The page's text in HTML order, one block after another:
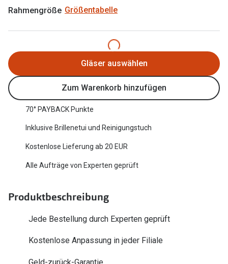
Angebote
Brillen 2 für 1
20% auf selbsttönende Gläser
Back to School: 50% auf die zweite Kinderbrille
Trends
Ray-Ban Meta
Oakley Meta
Glaspakete
Glasveredelungen
Randlose
Farbe
Rahmengröße Größentabelle
Gläser auswählen
Zum Warenkorb hinzufügen
70° PAYBACK Punkte
Inklusive Brillenetui und Reinigungstuch
Kostenlose Lieferung ab 20 EUR
Alle Aufträge von Experten geprüft
Produktbeschreibung
Jede Bestellung durch Experten geprüft
Kostenlose Anpassung in jeder Filiale